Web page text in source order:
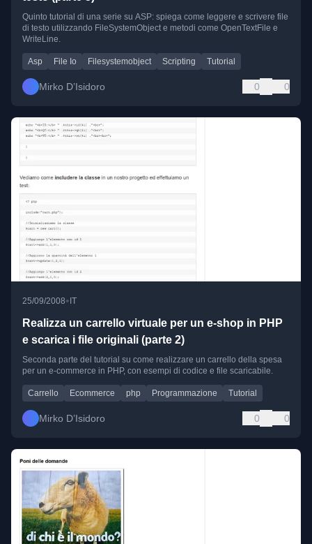
Quinto tutorial di una serie su ASP: spiega come leggere e scrivere file
di testo utilizzando FileSystemObject e metodi come OpenTextFile e
WriteLine.
Asp File Io Filesystemobject Scripting Tutorial
Mirko D’Isidoro 0 0
25/09/2008•IT
Realizza un carrello virtuale per un e-shop in PHP
e scarica i file originali (parte 2)
Seconda parte del tutorial su come realizzare un carrello della spesa
per un e-commerce in PHP, con esempi di codice e file scaricabile.
Carrello Ecommerce php Programmazione Tutorial
Mirko D’Isidoro 0 0